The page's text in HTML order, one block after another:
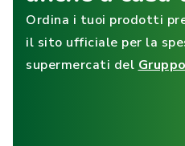
Ordina i tuoi prodotti
il sito ufficiale per la
supermercati del